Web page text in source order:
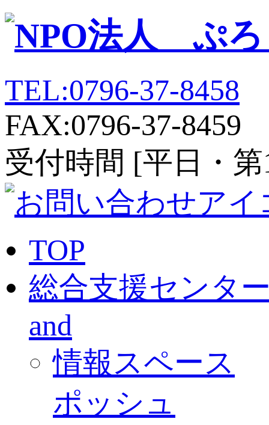
TEL:0796-37-8458
FAX:0796-37-8459
受付時間 [平日・
TOP
総合支援センタ
and
情報スペース
ポッシュ